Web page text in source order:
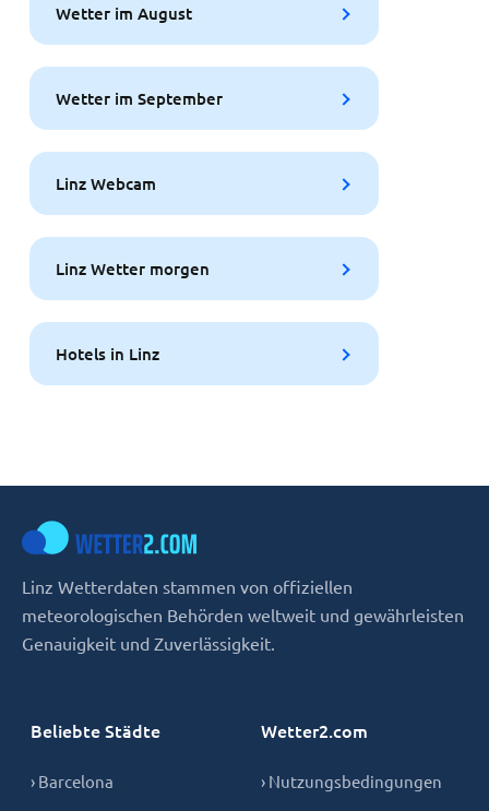
Wetter im August
Wetter im September
Linz Webcam
Linz Wetter morgen
Hotels in Linz
Linz Wetterdaten stammen von offiziellen
meteorologischen Behörden weltweit und gewährleisten
Genauigkeit und Zuverlässigkeit.
Beliebte Städte
› Barcelona
Wetter2.com
› Nutzungsbedingungen